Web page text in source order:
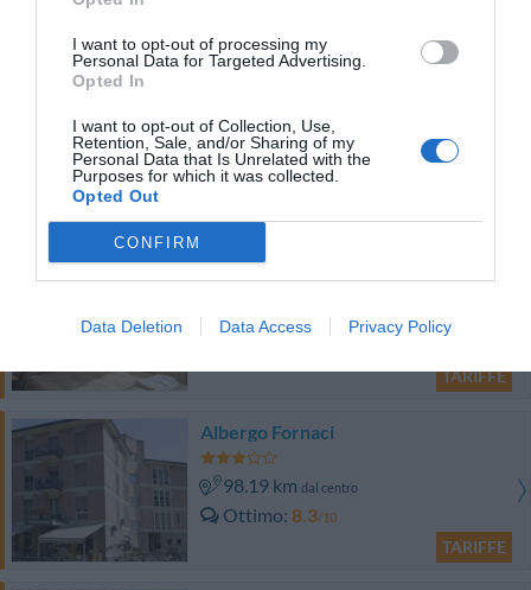
I want to opt-out of processing my
Personal Data for Targeted Advertising.
Opted In
I want to opt-out of Collection, Use,
Retention, Sale, and/or Sharing of my
Personal Data that Is Unrelated with the
Purposes for which it was collected.
Opted Out
CONFIRM
Data Deletion Data Access Privacy Policy
42.96 km
dal centro
0 Recensioni
Affittacamere Aldo
42.78 km
0 Recensioni
TARIFFE
Albergo Fornaci
98.19 km dal centro
Ottimo 8.3/10
TARIFFE